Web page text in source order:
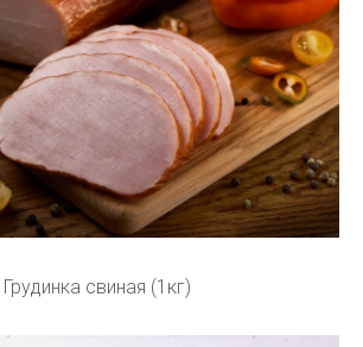
Грудинка свиная (1кг)